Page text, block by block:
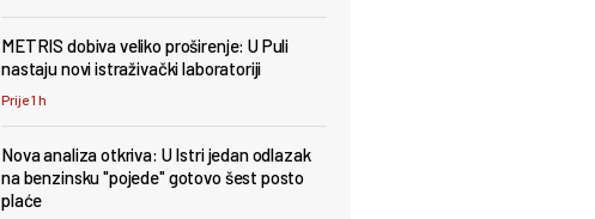
METRIS dobiva veliko proširenje: U Puli
nastaju novi istraživački laboratoriji
Prije 1 h
Nova analiza otkriva: U Istri jedan odlazak
na benzinsku "pojede" gotovo šest posto
plaće